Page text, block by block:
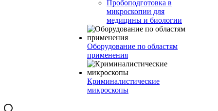
Пробоподготовка в
микроскопии для
медицины и биологии
Оборудование по областям
применения
Криминалистические
микроскопы